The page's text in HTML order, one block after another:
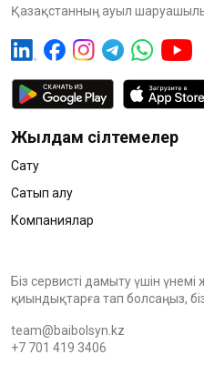
Қазақстанның ауыл
Жылдам сілтемелер
Сату
Сатып алу
Компаниялар
Біз сервисті дамыту үшін
қиындықтарға тап болсаңыз,
team@baibolsyn.kz
+7 701 419 3406